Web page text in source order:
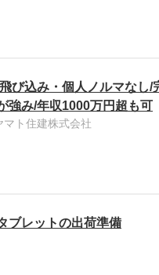
び込み・個人ノルマなし/
強み/年収1000万円超も可
ト住建株式会社
ブレットの出荷準備